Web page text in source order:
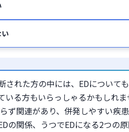
された方の中には、EDについて
いる方もいらっしゃるかもしれま
ず関連があり、併発しやすい疾患
の関係、うつでEDになる2つの